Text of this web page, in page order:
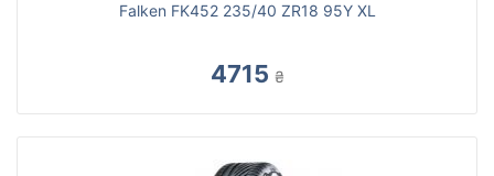
Falken FK452 235/40 ZR18 95Y XL
4715 ₴